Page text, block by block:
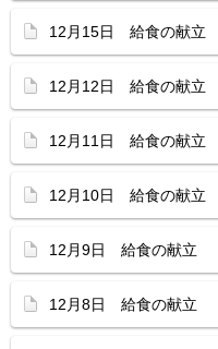
12月15日 給食の献立
12月12日 給食の献立
12月11日 給食の献立
12月10日 給食の献立
12月9日 給食の献立
12月8日 給食の献立